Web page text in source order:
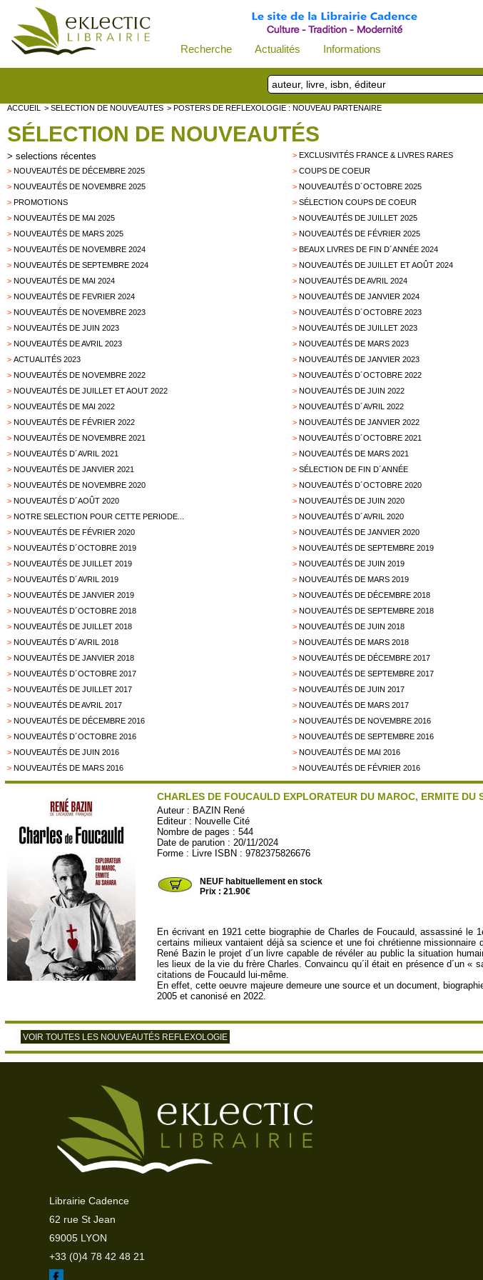
Recherche Actualités Informations
ACCUEIL > SELECTION DE NOUVEAUTES > POSTERS DE REFLEXOLOGIE : NOUVEAU PARTENAIRE
SÉLECTION DE NOUVEAUTÉS
> selections récentes >EXCLUSIVITÉS FRANCE & LIVRES RARES
> NOUVEAUTÉS DE DÉCEMBRE 2025 >COUPS DE COEUR
> NOUVEAUTÉS DE NOVEMBRE 2025 >NOUVEAUTÉS D´OCTOBRE 2025
> PROMOTIONS >SÉLECTION COUPS DE COEUR
> NOUVEAUTÉS DE MAI 2025 >NOUVEAUTÉS DE JUILLET 2025
> NOUVEAUTÉS DE MARS 2025 >NOUVEAUTÉS DE FÉVRIER 2025
> NOUVEAUTÉS DE NOVEMBRE 2024 >BEAUX LIVRES DE FIN D´ANNÉE 2024
> NOUVEAUTÉS DE SEPTEMBRE 2024 >NOUVEAUTÉS DE JUILLET ET AOÛT 2024
> NOUVEAUTÉS DE MAI 2024 >NOUVEAUTÉS DE AVRIL 2024
> NOUVEAUTÉS DE FEVRIER 2024 >NOUVEAUTÉS DE JANVIER 2024
> NOUVEAUTÉS DE NOVEMBRE 2023 >NOUVEAUTÉS D´OCTOBRE 2023
> NOUVEAUTÉS DE JUIN 2023 >NOUVEAUTÉS DE JUILLET 2023
> NOUVEAUTÉS DE AVRIL 2023 >NOUVEAUTÉS DE MARS 2023
> ACTUALITÉS 2023 >NOUVEAUTÉS DE JANVIER 2023
> NOUVEAUTÉS DE NOVEMBRE 2022 >NOUVEAUTÉS D´OCTOBRE 2022
> NOUVEAUTÉS DE JUILLET ET AOUT 2022 >NOUVEAUTÉS DE JUIN 2022
> NOUVEAUTÉS DE MAI 2022 >NOUVEAUTÉS D´AVRIL 2022
> NOUVEAUTÉS DE FÉVRIER 2022 >NOUVEAUTÉS DE JANVIER 2022
> NOUVEAUTÉS DE NOVEMBRE 2021 >NOUVEAUTÉS D´OCTOBRE 2021
> NOUVEAUTÉS D´AVRIL 2021 >NOUVEAUTÉS DE MARS 2021
> NOUVEAUTÉS DE JANVIER 2021 >SÉLECTION DE FIN D´ANNÉE
> NOUVEAUTÉS DE NOVEMBRE 2020 >NOUVEAUTÉS D´OCTOBRE 2020
> NOUVEAUTÉS D´AOÛT 2020 >NOUVEAUTÉS DE JUIN 2020
> NOTRE SELECTION POUR CETTE PERIODE... >NOUVEAUTÉS D´AVRIL 2020
> NOUVEAUTÉS DE FÉVRIER 2020 >NOUVEAUTÉS DE JANVIER 2020
> NOUVEAUTÉS D´OCTOBRE 2019 >NOUVEAUTÉS DE SEPTEMBRE 2019
> NOUVEAUTÉS DE JUILLET 2019 >NOUVEAUTÉS DE JUIN 2019
> NOUVEAUTÉS D´AVRIL 2019 >NOUVEAUTÉS DE MARS 2019
> NOUVEAUTÉS DE JANVIER 2019 >NOUVEAUTÉS DE DÉCEMBRE 2018
> NOUVEAUTÉS D´OCTOBRE 2018 >NOUVEAUTÉS DE SEPTEMBRE 2018
> NOUVEAUTÉS DE JUILLET 2018 >NOUVEAUTÉS DE JUIN 2018
> NOUVEAUTÉS D´AVRIL 2018 >NOUVEAUTÉS DE MARS 2018
> NOUVEAUTÉS DE JANVIER 2018 >NOUVEAUTÉS DE DÉCEMBRE 2017
> NOUVEAUTÉS D´OCTOBRE 2017 >NOUVEAUTÉS DE SEPTEMBRE 2017
> NOUVEAUTÉS DE JUILLET 2017 >NOUVEAUTÉS DE JUIN 2017
> NOUVEAUTÉS DE AVRIL 2017 >NOUVEAUTÉS DE MARS 2017
> NOUVEAUTÉS DE DÉCEMBRE 2016 >NOUVEAUTÉS DE NOVEMBRE 2016
> NOUVEAUTÉS D´OCTOBRE 2016 >NOUVEAUTÉS DE SEPTEMBRE 2016
> NOUVEAUTÉS DE JUIN 2016 >NOUVEAUTÉS DE MAI 2016
> NOUVEAUTÉS DE MARS 2016 >NOUVEAUTÉS DE FÉVRIER 2016
CHARLES DE FOUCAULD EXPLORATEUR DU MAROC, ERMITE DU
Auteur : BAZIN René
Editeur : Nouvelle Cité
Nombre de pages : 544
Date de parution : 20/11/2024
Forme : Livre ISBN : 9782375826676
NEUF habituellement en stock
Prix : 21.90€
En écrivant en 1921 cette biographie de Charles de Foucauld, assassiné le
certains milieux vantaient déjà sa science et une foi chrétienne
René Bazin le projet d´un livre capable de révéler au public la situation
les lieux de la vie du frère Charles. Convaincu qu´il était en présence d´un
citations de Foucauld lui-même.
En effet, cette oeuvre majeure demeure une source et un document,
2005 et canonisé en 2022.
VOIR TOUTES LES NOUVEAUTÉS REFLEXOLOGIE
Librairie Cadence
62 rue St Jean
69005 LYON
+33 (0)4 78 42 48 21